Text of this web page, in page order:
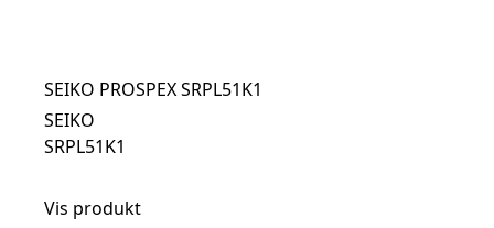
SEIKO PROSPEX SRPL51K1
SEIKO
SRPL51K1
Vis produkt